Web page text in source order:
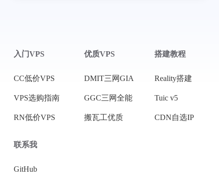
入门VPS
CC低价VPS
VPS选购指南
RN低价VPS
优质VPS
DMIT三网GIA
GGC三网全能
搬瓦工优质
搭建教程
Reality搭建
Tuic v5
CDN自选IP
联系我
GitHub